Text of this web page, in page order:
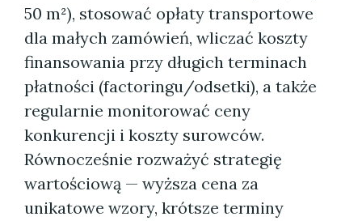
50 m²), stosować opłaty transportowe
dla małych zamówień, wliczać koszty
finansowania przy długich terminach
płatności (factoringu/odsetki), a także
regularnie monitorować ceny
konkurencji i koszty surowców.
Równocześnie rozważyć strategię
wartościową — wyższa cena za
unikatowe wzory, krótsze terminy